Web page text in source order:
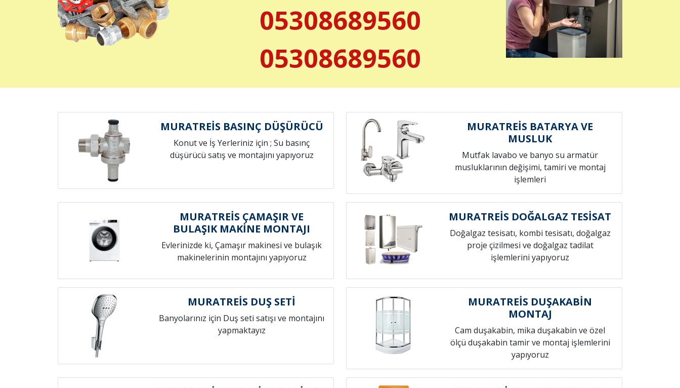
05308689560
05308689560
MURATREİS BASINÇ DÜŞÜRÜCÜ
Konut ve İş Yerleriniz için ; Su basınç
düşürücü satış ve montajını yapıyoruz
MURATREİS BATARYA VE
MUSLUK
Mutfak lavabo ve banyo su armatür
musluklarının değişimi, tamiri ve montaj
işlemleri
MURATREİS ÇAMAŞIR VE
BULAŞIK MAKİNE MONTAJI
Evlerinizde ki, Çamaşır makinesi ve bulaşık
makinelerinin montajını yapıyoruz
MURATREİS DOĞALGAZ TESİSAT
Doğalgaz tesisatı, kombi tesisatı, doğalgaz
proje çizilmesi ve doğalgaz tadilat
işlemlerini yapıyoruz
MURATREİS DUŞ SETİ
Banyolarınız için Duş seti satışı ve montajını
yapmaktayız
MURATREİS DUŞAKABİN
MONTAJ
Cam duşakabin, mika duşakabin ve özel
ölçü duşakabin tamir ve montaj işlemlerini
yapıyoruz